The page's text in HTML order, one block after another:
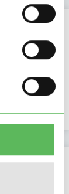
09-05-2026
09-05-2026